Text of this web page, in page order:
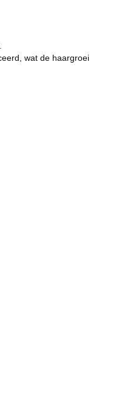
wat de haargroei